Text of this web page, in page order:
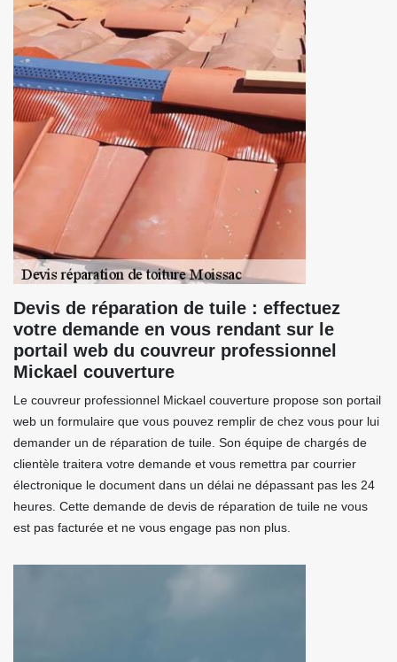
Devis de réparation de tuile : effectuez
votre demande en vous rendant sur le
portail web du couvreur professionnel
Mickael couverture
Le couvreur professionnel Mickael couverture propose son portail
web un formulaire que vous pouvez remplir de chez vous pour lui
demander un de réparation de tuile. Son équipe de chargés de
clientèle traitera votre demande et vous remettra par courrier
électronique le document dans un délai ne dépassant pas les 24
heures. Cette demande de devis de réparation de tuile ne vous
est pas facturée et ne vous engage pas non plus.